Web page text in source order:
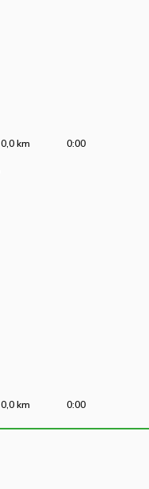
0:00
0,0 km
0:00
0,0 km